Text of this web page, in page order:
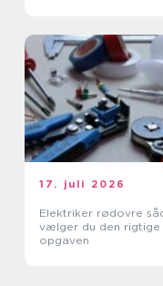
17. juli 2026
Elektriker rødovre sådan
vælger du den rigtige
opgaven